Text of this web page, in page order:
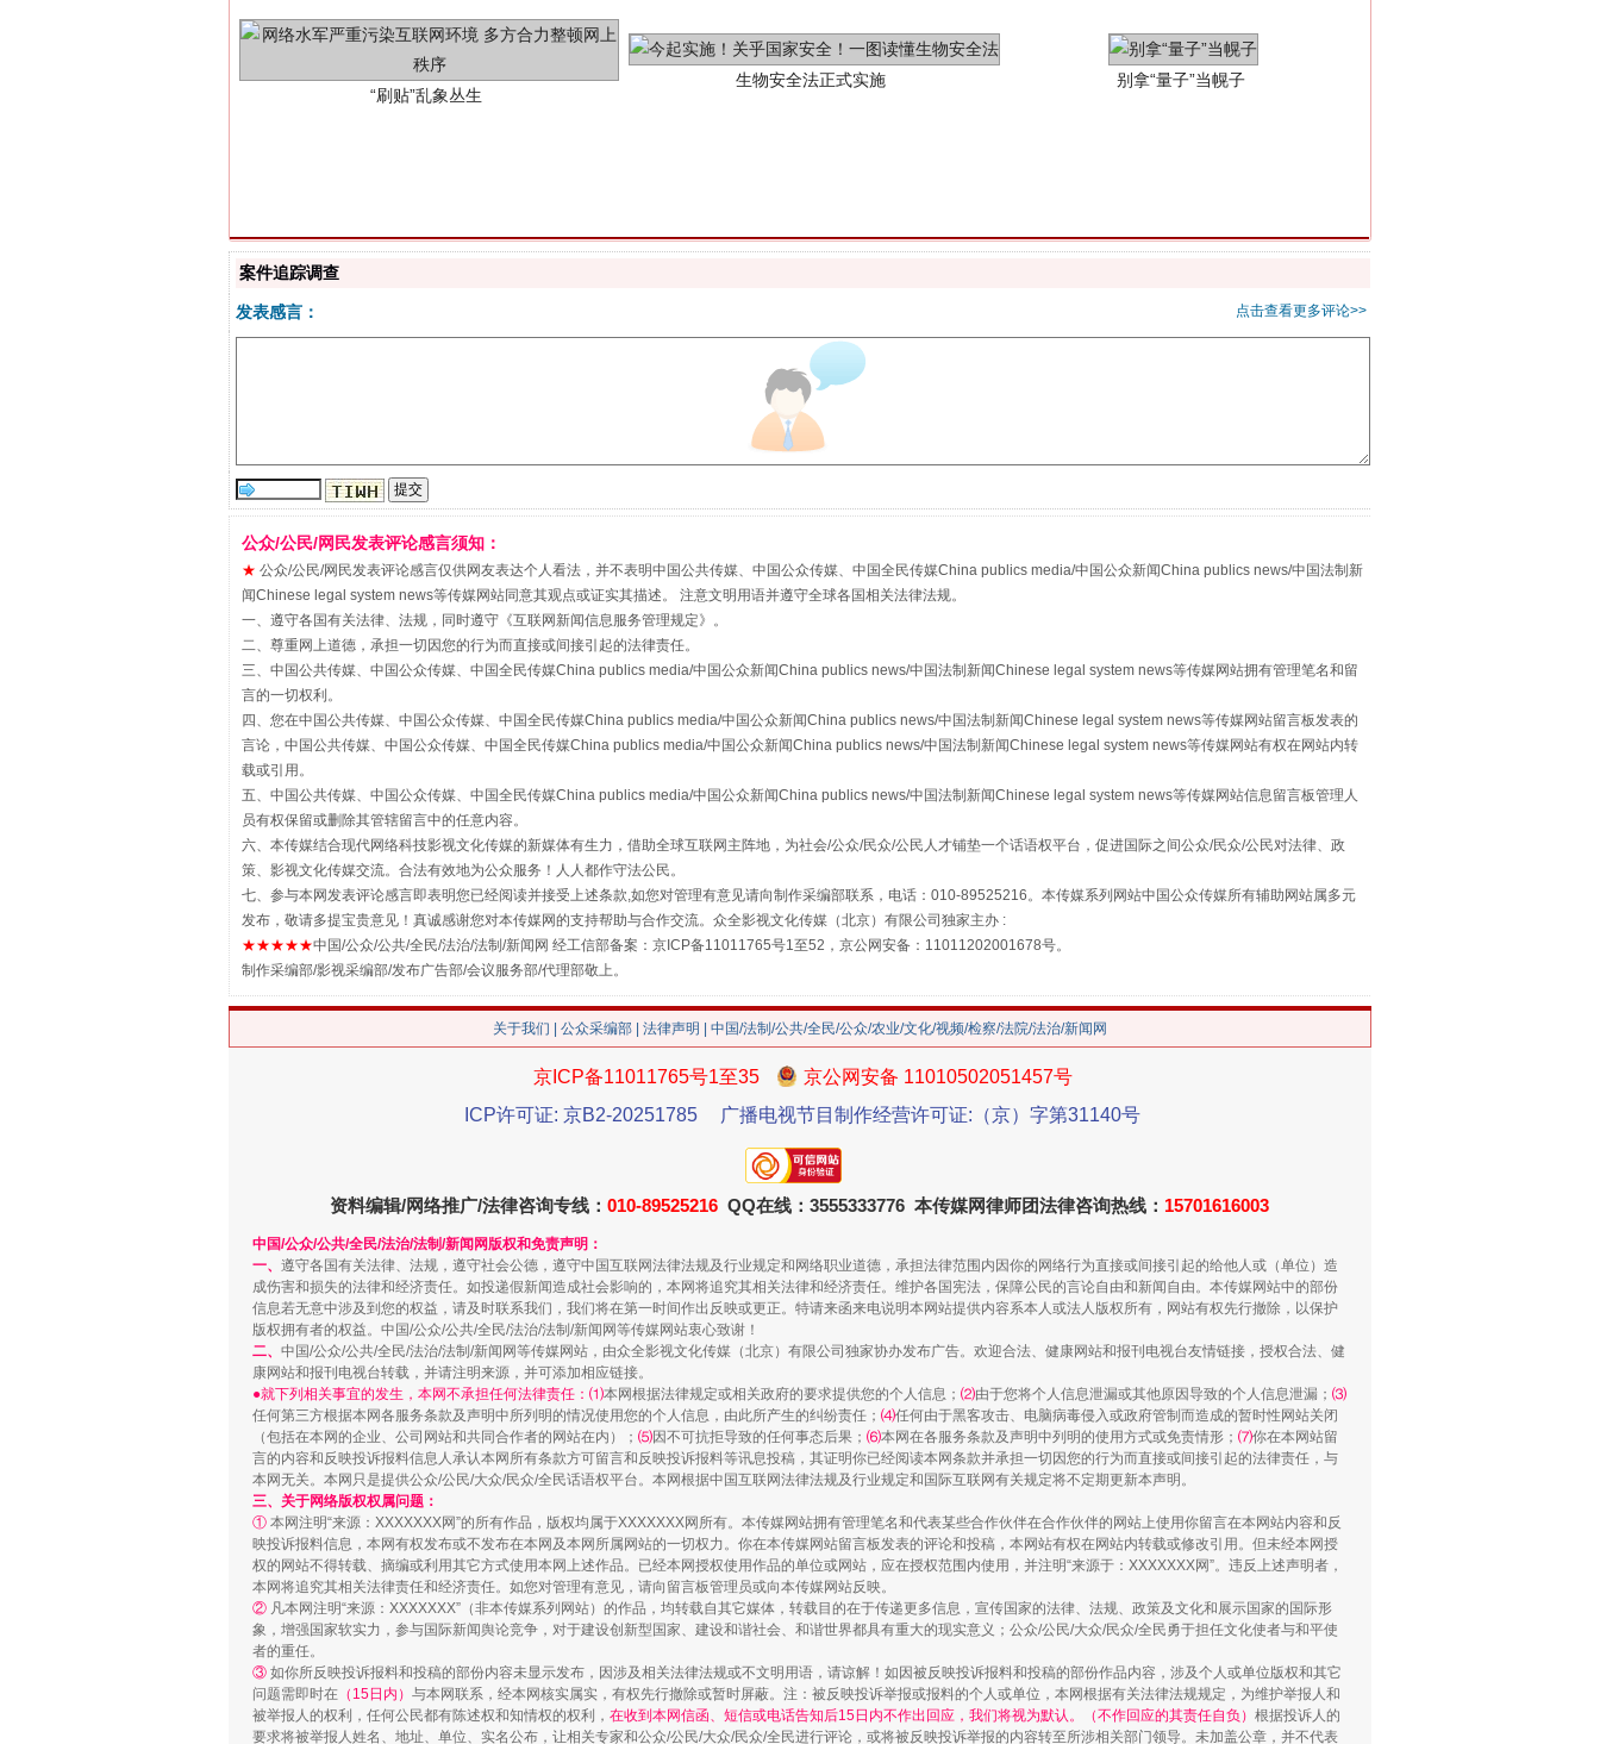
解纷+调解+退费，一次搞定
珠宝鉴定乱象
站台名比不上好声名
走近一线检察官
漫山遍野的桃花与雪山、麦地、白藏房
招工难、用工荒背后
送你一朵小红花
侵吞公款13万，颠沛流离20年
案件追踪调查
点击查看更多评论>>
发表感言：
公众/公民/网民发表评论感言须知：
★ 公众/公民/网民发表评论感言仅供网友表达个人看法，并不表明中国公共传媒、中国公众传媒、中国全民传媒China publics media/中国公众新闻China publics news/中国法制新
闻Chinese legal system news等传媒网站同意其观点或证实其描述。 注意文明用语并遵守全球各国相关法律法规。
一、遵守各国有关法律、法规，同时遵守《互联网新闻信息服务管理规定》。
二、尊重网上道德，承担一切因您的行为而直接或间接引起的法律责任。
三、中国公共传媒、中国公众传媒、中国全民传媒China publics media/中国公众新闻China publics news/中国法制新闻Chinese legal system news等传媒网站拥有管理笔名和留
言的一切权利。
四、您在中国公共传媒、中国公众传媒、中国全民传媒China publics media/中国公众新闻China publics news/中国法制新闻Chinese legal system news等传媒网站留言板发表的
言论，中国公共传媒、中国公众传媒、中国全民传媒China publics media/中国公众新闻China publics news/中国法制新闻Chinese legal system news等传媒网站有权在网站内转
载或引用。
五、中国公共传媒、中国公众传媒、中国全民传媒China publics media/中国公众新闻China publics news/中国法制新闻Chinese legal system news等传媒网站信息留言板管理人
员有权保留或删除其管辖留言中的任意内容。
六、本传媒结合现代网络科技影视文化传媒的新媒体有生力，借助全球互联网主阵地，为社会/公众/民众/公民人才铺垫一个话语权平台，促进国际之间公众/民众/公民对法律、政
策、影视文化传媒交流。合法有效地为公众服务！人人都作守法公民。
七、参与本网发表评论感言即表明您已经阅读并接受上述条款,如您对管理有意见请向制作采编部联系，电话：010-89525216。本传媒系列网站中国公众传媒所有辅助网站属多元
发布，敬请多提宝贵意见！真诚感谢您对本传媒网的支持帮助与合作交流。众全影视文化传媒（北京）有限公司独家主办 :
★★★★★中国/公众/公共/全民/法治/法制/新闻网 经工信部备案：京ICP备11011765号1至52，京公网安备：11011202001678号。
制作采编部/影视采编部/发布广告部/会议服务部/代理部敬上。
关于我们 公众采编部 法律声明 | 中国/法制/公共/全民/公众/农业/文化/视频/检察/法院/法治/新闻网
京ICP备11011765号1至35
京公网安备 11010502051457号
ICP许可证: 京B2-20251785
广播电视节目制作经营许可证:（京）字第31140号
资料编辑/网络推广/法律咨询专线： 010-89525216 QQ在线：3555333776 本传媒网律师团法律咨询热线： 15701616003
中国/公众/公共/全民/法治/法制/新闻网版权和免责声明：
一、 遵守各国有关法律、法规，遵守社会公德，遵守中国互联网法律法规及行业规定和网络职业道德，承担法律范围内因你的网络行为直接或间接引起的给他人或（单位）造
成伤害和损失的法律和经济责任。如投递假新闻造成社会影响的，本网将追究其相关法律和经济责任。维护各国宪法，保障公民的言论自由和新闻自由。本传媒网站中的部份
信息若无意中涉及到您的权益，请及时联系我们，我们将在第一时间作出反映或更正。特请来函来电说明本网站提供内容系本人或法人版权所有，网站有权先行撤除，以保护
版权拥有者的权益。中国/公众/公共/全民/法治/法制/新闻网等传媒网站衷心致谢！
二、 中国/公众/公共/全民/法治/法制/新闻网等传媒网站，由众全影视文化传媒（北京）有限公司独家协办发布广告。欢迎合法、健康网站和报刊电视台友情链接，授权合法、健
康网站和报刊电视台转载，并请注明来源，并可添加相应链接。
●就下列相关事宜的发生，本网不承担任何法律责任：⑴本网根据法律规定或相关政府的要求提供您的个人信息； ⑵由于您将个人信息泄漏或其他原因导致的个人信息泄漏； ⑶
任何第三方根据本网各服务条款及声明中所列明的情况使用您的个人信息，由此所产生的纠纷责任； ⑷任何由于黑客攻击、电脑病毒侵入或政府管制而造成的暂时性网站关闭
（包括在本网的企业、公司网站和共同合作者的网站在内）； ⑸因不可抗拒导致的任何事态后果； ⑹本网在各服务条款及声明中列明的使用方式或免责情形； ⑺你在本网站留
言的内容和反映投诉报料信息人承认本网所有条款方可留言和反映投诉报料等讯息投稿，其证明你已经阅读本网条款并承担一切因您的行为而直接或间接引起的法律责任，与
本网无关。本网只是提供公众/公民/大众/民众/全民话语权平台。本网根据中国互联网法律法规及行业规定和国际互联网有关规定将不定期更新本声明。
三、关于网络版权权属问题：
① 本网注明“来源：XXXXXXX网”的所有作品，版权均属于XXXXXXX网所有。本传媒网站拥有管理笔名和代表某些合作伙伴在合作伙伴的网站上使用你留言在本网站内容和反
映投诉报料信息，本网有权发布或不发布在本网及本网所属网站的一切权力。你在本传媒网站留言板发表的评论和投稿，本网站有权在网站内转载或修改引用。但未经本网授
权的网站不得转载、摘编或利用其它方式使用本网上述作品。已经本网授权使用作品的单位或网站，应在授权范围内使用，并注明“来源于：XXXXXXX网”。违反上述声明者，
本网将追究其相关法律责任和经济责任。如您对管理有意见，请向留言板管理员或向本传媒网站反映。
② 凡本网注明“来源：XXXXXXX”（非本传媒系列网站）的作品，均转载自其它媒体，转载目的在于传递更多信息，宣传国家的法律、法规、政策及文化和展示国家的国际形
象，增强国家软实力，参与国际新闻舆论竞争，对于建设创新型国家、建设和谐社会、和谐世界都具有重大的现实意义；公众/公民/大众/民众/全民勇于担任文化使者与和平使
者的重任。
③ 如你所反映投诉报料和投稿的部份内容未显示发布，因涉及相关法律法规或不文明用语，请谅解！如因被反映投诉报料和投稿的部份作品内容，涉及个人或单位版权和其它
问题需即时在 （15日内） 与本网联系，经本网核实属实，有权先行撤除或暂时屏蔽。注：被反映投诉举报或报料的个人或单位，本网根据有关法律法规规定，为维护举报人和
被举报人的权利，任何公民都有陈述权和知情权的权利， 在收到本网信函、短信或电话告知后15日内不作出回应，我们将视为默认。（不作回应的其责任自负） 根据投诉人的
要求将被举报人姓名、地址、单位、实名公布，让相关专家和公众/公民/大众/民众/全民进行评论，或将被反映投诉举报的内容转至所涉相关部门领导。未加盖公章，并不代表